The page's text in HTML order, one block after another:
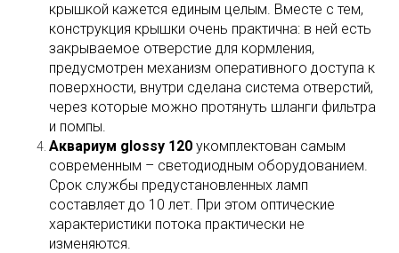
крышкой кажется единым целым. Вместе с тем,
конструкция крышки очень практична: в ней есть
закрываемое отверстие для кормления,
предусмотрен механизм оперативного доступа к
поверхности, внутри сделана система отверстий,
через которые можно протянуть шланги фильтра
и помпы.
Аквариум glossy 120 укомплектован самым
современным – светодиодным оборудованием.
Срок службы предустановленных ламп
составляет до 10 лет. При этом оптические
характеристики потока практически не
изменяются.